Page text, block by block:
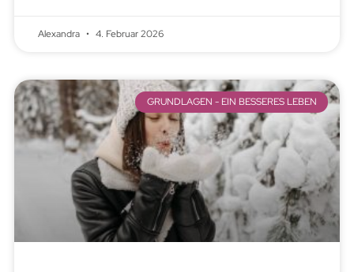
Alexandra 4. Februar 2026
GRUNDLAGEN - EIN BESSERES LEBEN